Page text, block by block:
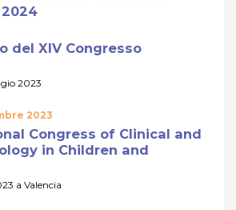
del XIV Congresso
2023
2023
Congress of Clinical and
in Children and
a Valencia